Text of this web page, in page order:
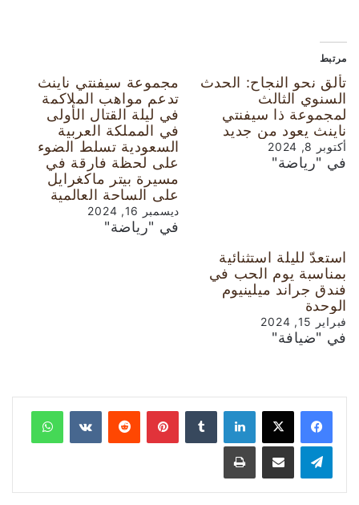
مرتبط
تألق نحو النجاح: الحدث
السنوي الثالث
لمجموعة ذا سيفنتي
ناينث يعود من جديد
أكتوبر 8, 2024
في "رياضة"
مجموعة سيفنتي ناينث
تدعم مواهب الملاكمة
في ليلة القتال الأولى
في المملكة العربية
السعودية تسلط الضوء
على لحظة فارقة في
مسيرة بيتر ماكغرايل
على الساحة العالمية
ديسمبر 16, 2024
في "رياضة"
استعدّ لليلة استثنائية
بمناسبة يوم الحب في
فندق جراند ميلينيوم
الوحدة
فبراير 15, 2024
في "ضيافة"
لينكدإن بينتيريست